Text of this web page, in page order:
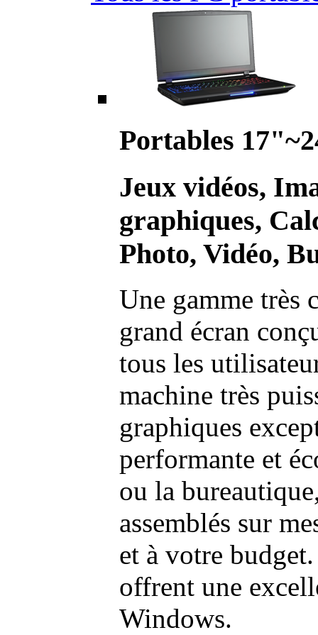
Portables
Jeux vidéos,
graphiques,
Photo, Vidéo,
Une gamme très
grand écran
tous les
machine très
graphiques
performante et
ou la
assemblés sur
et à votre
offrent une
Windows.